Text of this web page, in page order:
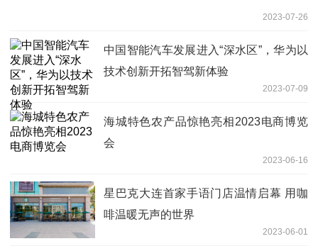
2023-07-26
中国智能汽车发展进入“深水区”，华为以
技术创新开拓智驾新体验
2023-07-09
海城特色农产品惊艳亮相2023电商博览
会
2023-06-16
星巴克大连首家手语门店温情启幕 用咖
啡温暖无声的世界
2023-06-01